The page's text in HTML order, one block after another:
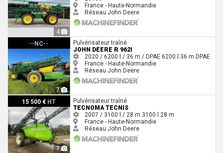
4
France - Haute-Normandie
Réseau John Deere
--NC--
7
John Deere R 962I
Pulvérisateur traîné
JOHN DEERE R 962I
2020 / 6200 l / 36 m / DPAE 6200 l 36 m DPAE
France - Haute-Normandie
Réseau John Deere
15 500 € HT
7
Tecnoma TECNIS
Pulvérisateur traîné
TECNOMA TECNIS
2007 / 3100 l / 28 m 3100 l 28 m
France - Haute-Normandie
Réseau John Deere